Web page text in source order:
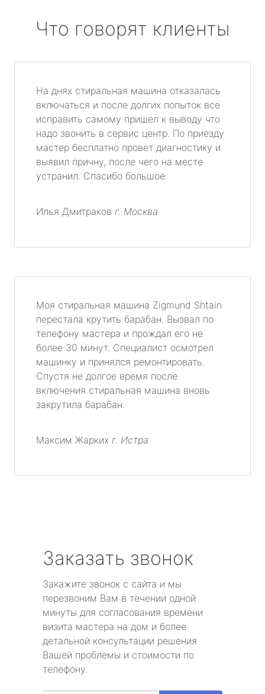
Что говорят клиенты
На днях стиральная машина отказалась
включаться и после долгих попыток все
исправить самому пришел к выводу что
надо звонить в сервис центр. По приезду
мастер бесплатно провет диагностику и
выявил причну, после чего на месте
устранил. Спасибо большое.
Илья Дмитраков г. Москва
Моя стиральная машина Zigmund Shtain
перестала крутить барабан. Вызвал по
телефону мастера и прождал его не
более 30 минут. Специалист осмотрел
машинку и принялся ремонтировать.
Спустя не долгое время после
включения стиральная машина вновь
закрутила барабан.
Максим Жарких г. Истра
Заказать звонок
Закажите звонок с сайта и мы
перезвоним Вам в течении одной
минуты для согласования времени
визита мастера на дом и более
детальной консультации решения
Вашей проблемы и стоимости по
телефону.